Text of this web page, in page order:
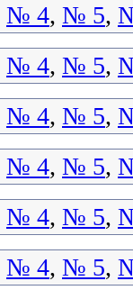
№ 4, № 5,
№ 4, № 5,
№ 4, № 5,
№ 4, № 5,
№ 4, № 5,
№ 4, № 5,